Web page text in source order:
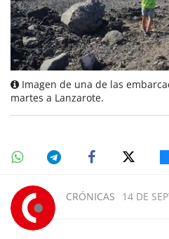
Imagen de una de las
martes a Lanzarote.
CRÓNICAS 14 DE